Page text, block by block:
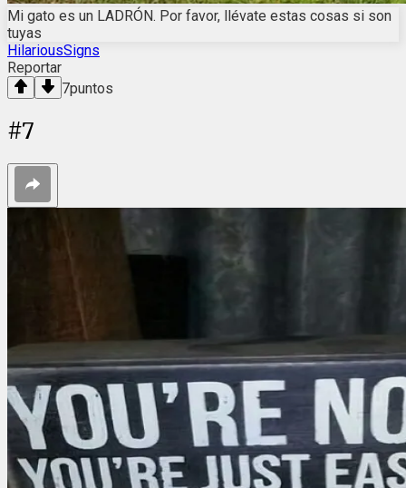
Mi gato es un LADRÓN. Por favor, llévate estas cosas si son
tuyas
HilariousSigns
Reportar
7puntos
#7